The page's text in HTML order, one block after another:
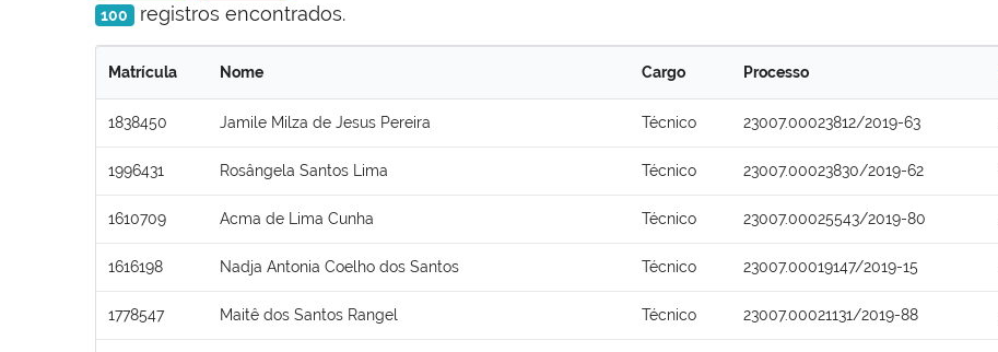
100 registros encontrados.
Matrícula Nome Cargo Processo
1838450 Jamile Milza de Jesus Pereira Técnico 23007.00023812/2019-63
1996431 Rosângela Santos Lima Técnico 23007.00023830/2019-62
1610709 Acma de Lima Cunha Técnico 23007.00025543/2019-80
1616198 Nadja Antonia Coelho dos Santos Técnico 23007.00019147/2019-15
1778547 Maitê dos Santos Rangel Técnico 23007.00021131/2019-88